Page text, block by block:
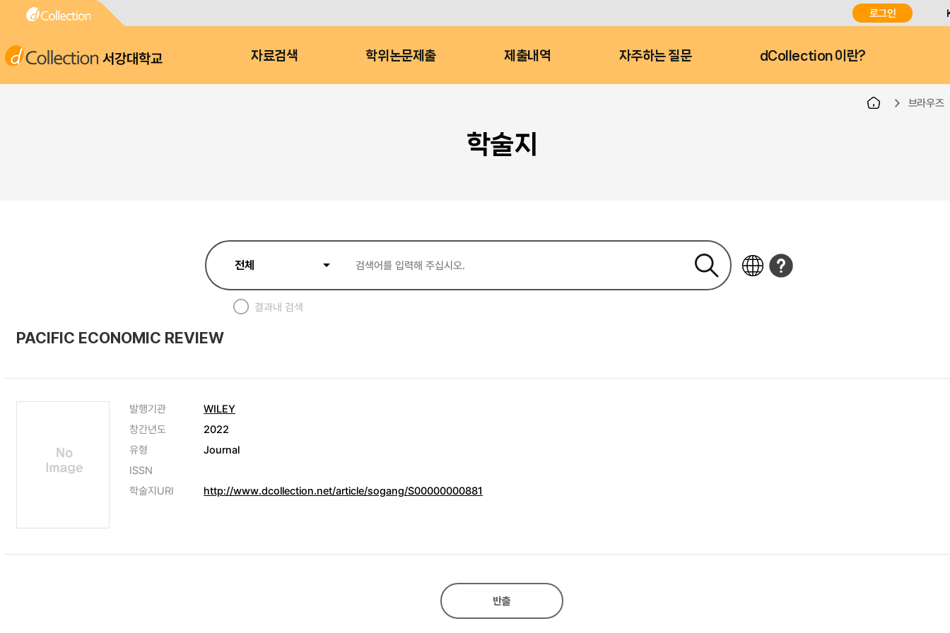
로그인
서강대학교 자료검색 학위논문제출 제출내역 자주하는 질문 dCollection 이란?
브라우즈
학술지
결과내 검색
PACIFIC ECONOMIC REVIEW
발행기관
WILEY
창간년도
2022
유형
Journal
ISSN
학술지URI
http://www.dcollection.net/article/sogang/S00000000881
반출